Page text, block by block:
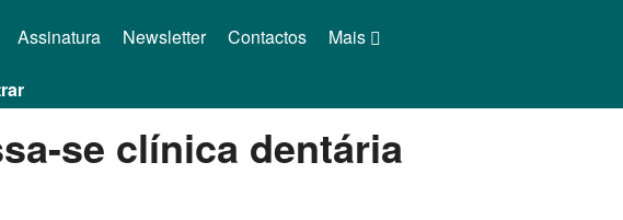
Mais
Assinatura Newsletter Contactos
se clínica dentária